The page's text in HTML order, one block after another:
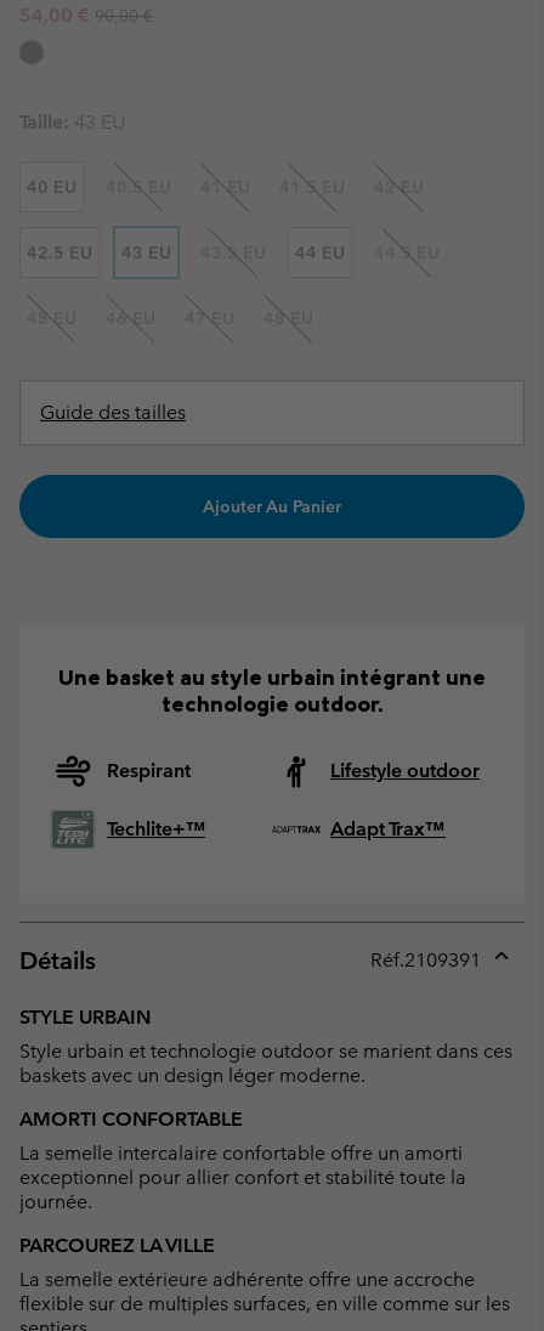
Sale price:
54,00 € Regular price:
90,00 €
Taille: 43 EU
40 EU 40.5 EU 41 EU 41.5 EU 42 EU
42.5 EU 43 EU 43.5 EU 44 EU 44.5 EU
45 EU 46 EU 47 EU 48 EU
Guide des tailles
Ajouter Au Panier
Une basket au style urbain intégrant une
technologie outdoor.
Respirant Lifestyle outdoor
Techlite+™ Adapt Trax™
Détails Réf.2109391
STYLE URBAIN
Style urbain et technologie outdoor se marient dans ces
baskets avec un design léger moderne.
AMORTI CONFORTABLE
La semelle intercalaire confortable offre un amorti
exceptionnel pour allier confort et stabilité toute la
journée.
PARCOUREZ LA VILLE
La semelle extérieure adhérente offre une accroche
flexible sur de multiples surfaces, en ville comme sur les